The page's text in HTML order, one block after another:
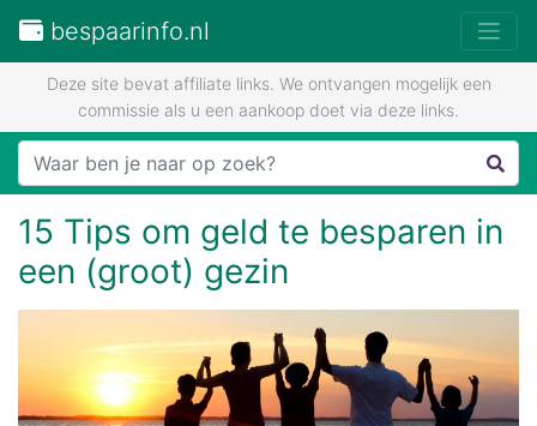
bespaarinfo.nl
Deze site bevat affiliate links. We ontvangen mogelijk een
commissie als u een aankoop doet via deze links.
15 Tips om geld te besparen in
een (groot) gezin